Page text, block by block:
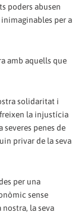
poders abusen
per a
amb aquells que
solidaritat i
la injustícia
severes penes de
privar de la seva
per una
sense
nostra, la seva